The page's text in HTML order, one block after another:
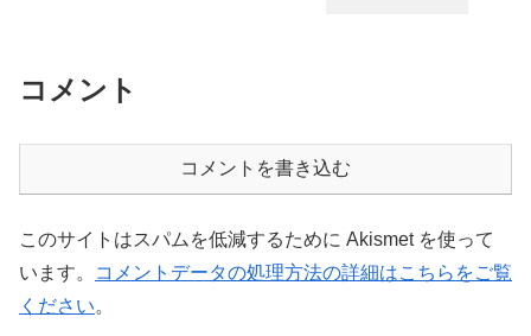
コメント
コメントを書き込む
このサイトはスパムを低減するために Akismet を使って
います。
コメントデータの処理方法の詳細はこちらをご覧
ください。